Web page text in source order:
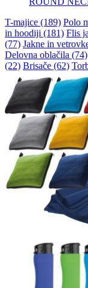
T-majice (189) Polo
in hoodiji (181) Flis
(77) Jakne in
Delovna oblačila (74)
(22) Brisače (62)